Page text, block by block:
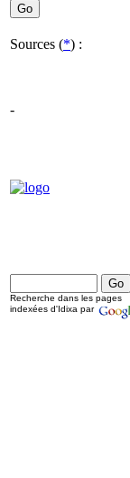
Sources (*) :
-
Recherche dans les pages
indexées d'Idixa par